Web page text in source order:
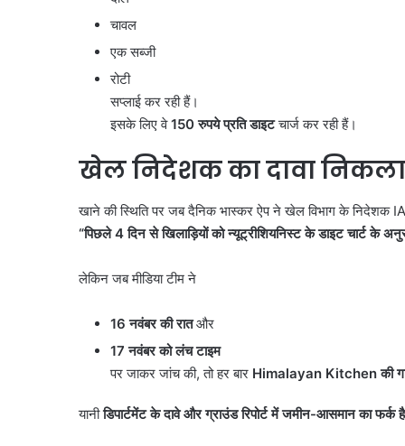
चावल
एक सब्जी
रोटी
सप्लाई कर रही हैं।
इसके लिए वे150रुपये प्रति डाइटचार्ज कर रही हैं।
खेल निदेशक का दावा
खाने की स्थिति पर जब दैनिक भास्कर ऐप ने खेल विभाग के निदेशक
“पिछले4दिन से खिलाड़ियों को न्यूट्रीशियनिस्ट के डाइट चार्ट के
लेकिन जब मीडिया टीम ने
16नवंबर की रातऔर
17नवंबर को लंच टाइम
पर जाकर जांच की, तो हर बार Himalayan Kitchenकी
यानीडिपार्टमेंट के दावे और ग्राउंड रिपोर्ट में जमीन-आसमान का फर्क
ऑपरेशन;
बम
हमले
की
थी
तैयारी